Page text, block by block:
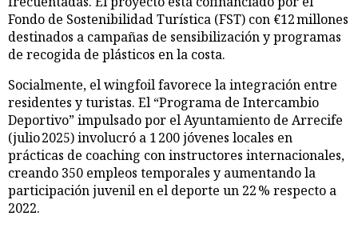
Fondo de Sostenibilidad Turística (FST) con €12 millones
destinados a campañas de sensibilización y programas
de recogida de plásticos en la costa.
Socialmente, el wingfoil favorece la integración entre
residentes y turistas. El “Programa de Intercambio
Deportivo” impulsado por el Ayuntamiento de Arrecife
(julio 2025) involucró a 1 200 jóvenes locales en
prácticas de coaching con instructores internacionales,
creando 350 empleos temporales y aumentando la
participación juvenil en el deporte un 22 % respecto a
2022.